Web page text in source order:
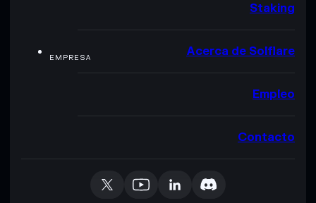
Staking
EMPRESA Acerca de Solflare
Empleo
Contacto